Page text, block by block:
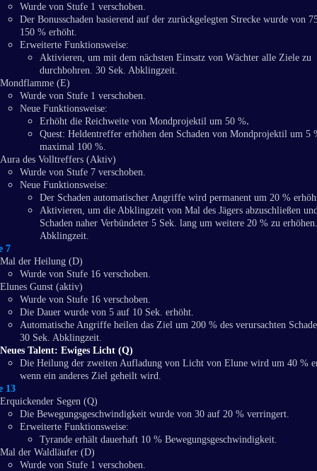
Wurde von Stufe 1 verschoben.
Der Bonusschaden basierend auf der zurückgelegten Strecke wurde von
150 % erhöht.
Erweiterte Funktionsweise:
Aktivieren, um mit dem nächsten Einsatz von Wächter alle Ziele zu
durchbohren. 30 Sek. Abklingzeit.
Mondflamme (E)
Wurde von Stufe 1 verschoben.
Neue Funktionsweise:
Erhöht die Reichweite von Mondprojektil um 50 %.
Quest: Heldentreffer erhöhen den Schaden von Mondprojektil um 5
maximal 100 %.
Aura des Volltreffers (Aktiv)
Wurde von Stufe 7 verschoben.
Neue Funktionsweise:
Der Schaden automatischer Angriffe wird permanent um 20 %
Aktivieren, um die Abklingzeit von Mal des Jägers abzuschließen
Schaden naher Verbündeter 5 Sek. lang um weitere 20 % zu
Abklingzeit.
7
Mal der Heilung (D)
Wurde von Stufe 16 verschoben.
Elunes Gunst (aktiv)
Wurde von Stufe 16 verschoben.
Die Dauer wurde von 5 auf 10 Sek. erhöht.
Automatische Angriffe heilen das Ziel um 200 % des verursachten
30 Sek. Abklingzeit.
Neues Talent: Ewiges Licht (Q)
Die Heilung der zweiten Aufladung von Licht von Elune wird um 40 %
wenn ein anderes Ziel geheilt wird.
13
Erquickender Segen (Q)
Die Bewegungsgeschwindigkeit wurde von 30 auf 20 % verringert.
Erweiterte Funktionsweise:
Tyrande erhält dauerhaft 10 % Bewegungsgeschwindigkeit.
Mal der Waldläufer (D)
Wurde von Stufe 1 verschoben.